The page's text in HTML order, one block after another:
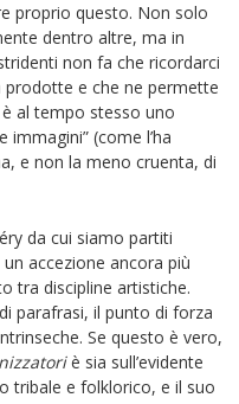
proprio questo. Non solo
dentro altre, ma in
non fa che ricordarci
e che ne permette
al tempo stesso uno
(come l’ha
e non la meno cruenta, di
da cui siamo partiti
accezione ancora più
tra discipline artistiche.
parafrasi, il punto di forza
Se questo è vero,
è sia sull’evidente
tribale e folklorico, e il suo